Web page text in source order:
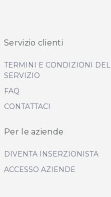
Servizio clienti
TERMINI E CONDIZIONI DEL
SERVIZIO
FAQ
CONTATTACI
Per le aziende
DIVENTA INSERZIONISTA
ACCESSO AZIENDE